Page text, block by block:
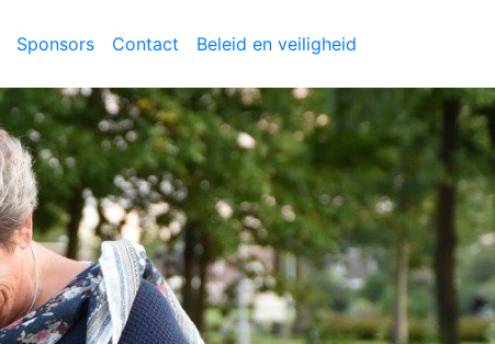
Sponsors Contact Beleid en veiligheid